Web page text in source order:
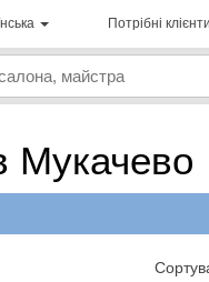
Потрібні
Мукачево